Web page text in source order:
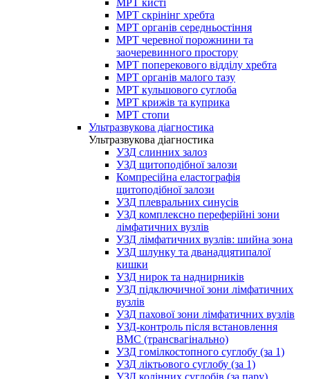
МРТ кисті
МРТ скрінінг хребта
МРТ органів середньостіння
МРТ черевної порожнини та
заочеревинного простору
МРТ поперекового відділу хребта
МРТ органів малого тазу
МРТ кульшового суглоба
МРТ крижів та куприка
МРТ стопи
Ультразвукова діагностика
Ультразвукова діагностика
УЗД слинних залоз
УЗД щитоподібної залози
Компресійна еластографія
щитоподібної залози
УЗД плевральних синусів
УЗД комплексно переферійні зони
лімфатичних вузлів
УЗД лімфатичних вузлів: шийна зона
УЗД шлунку та дванадцятипалої
кишки
УЗД нирок та наднирників
УЗД підключичної зони лімфатичних
вузлів
УЗД пахової зони лімфатичних вузлів
УЗД-контроль після встановлення
ВМС (трансвагінально)
УЗД гомілкостопного суглобу (за 1)
УЗД ліктьового суглобу (за 1)
УЗД колінних суглобів (за пару)